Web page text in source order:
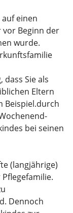
einen
Beginn der
wurde.
dass Sie als
Eltern
Beispiel.durch
bei seinen
(langjährige)
Dennoch